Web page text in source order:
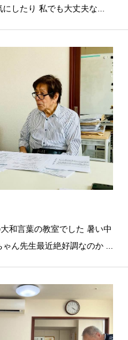
したり 私でも大丈夫な...
和言葉の教室でした 暑い中
ん先生最近絶好調なのか ...